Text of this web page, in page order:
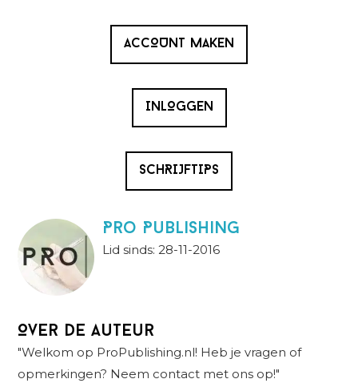
ACCOUNT MAKEN
INLOGGEN
SCHRIJFTIPS
Pro Publishing
Lid sinds: 28-11-2016
Over de auteur
"Welkom op ProPublishing.nl! Heb je vragen of
opmerkingen? Neem contact met ons op!"